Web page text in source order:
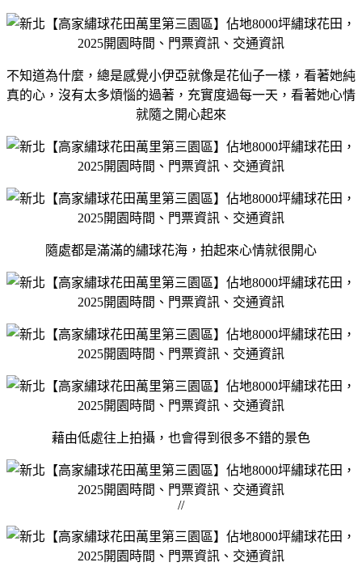
不知道為什麼，總是感覺小伊亞就像是花仙子一樣，看著她純
真的心，沒有太多煩惱的過著，充實度過每一天，看著她心情
就隨之開心起來
隨處都是滿滿的繡球花海，拍起來心情就很開心
藉由低處往上拍攝，也會得到很多不錯的景色
//